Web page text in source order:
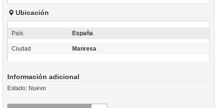
Ubicación
País España
Ciudad Manresa
Información adicional
Estado:Nuevo